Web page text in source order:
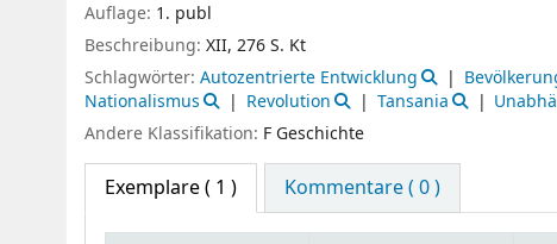
Auflage: 1. publ
Beschreibung: XII, 276 S. Kt
Schlagwörter: Autozentrierte Entwicklung
Nationalismus
Revolution Tansania
Andere Klassifikation: F Geschichte
Exemplare( 1 ) Kommentare ( 0 )